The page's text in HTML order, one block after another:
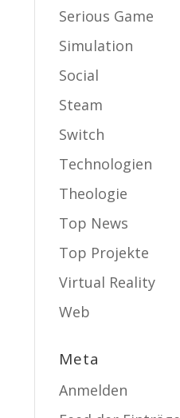
Serious Game
Simulation
Social
Steam
Switch
Technologien
Theologie
Top News
Top Projekte
Virtual Reality
Web
Meta
Anmelden